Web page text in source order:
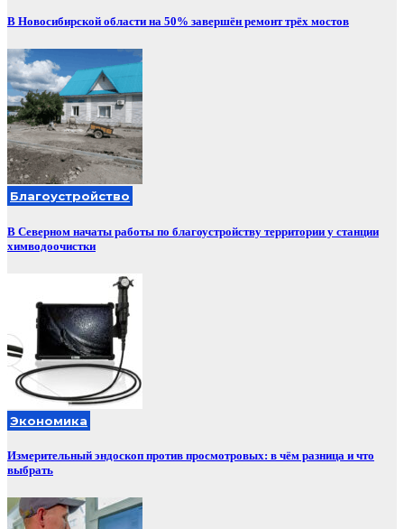
В Новосибирской области на 50% завершён ремонт трёх мостов
Благоустройство
В Северном начаты работы по благоустройству территории у станции
химводоочистки
Экономика
Измерительный эндоскоп против просмотровых: в чём разница и что
выбрать